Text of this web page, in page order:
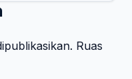
Ruas